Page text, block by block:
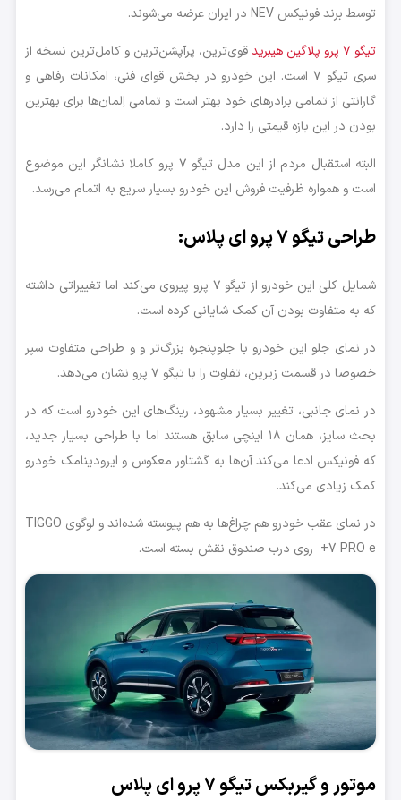
توسط برند فونیکس NEV در ایران عرضه می‌شوند.
تیگو ۷ پرو پلاگین هیبرید
قوی‌ترین، پرآپشن‌ترین و کامل‌ترین نسخه از
سری تیگو ۷ است. این خودرو در بخش قوای فنی، امکانات رفاهی و
گارانتی از تمامی برادرهای خود بهتر است و تمامی اِلمان‌ها برای بهترین
بودن در این بازه قیمتی را دارد.
البته استقبال مردم از این مدل تیگو ۷ پرو کاملا نشانگر این موضوع
است و همواره ظرفیت فروش این خودرو بسیار سریع به اتمام می‌رسد.
طراحی تیگو ۷ پرو ای پلاس:
شمایل کلی این خودرو از تیگو ۷ پرو پیروی می‌کند اما تغییراتی داشته
که به متفاوت بودن آن کمک شایانی کرده است.
در نمای جلو این خودرو با جلوپنجره بزرگ‌تر و و طراحی متفاوت سپر
خصوصا در قسمت زیرین، تفاوت را با تیگو ۷ پرو نشان می‌دهد.
در نمای جانبی، تغییر بسیار مشهود، رینگ‌های این خودرو است که در
بحث سایز، همان ۱۸ اینچی سابق هستند اما با طراحی بسیار جدید،
که فونیکس ادعا می‌کند آن‌ها به گشتاور معکوس و ایرودینامک خودرو
کمک زیادی می‌کند.
در نمای عقب خودرو هم چراغ‌ها به هم پیوسته شده‌اند و لوگوی TIGGO
7 PRO e+ روی درب صندوق نقش بسته است.
موتور و گیربکس تیگو ۷ پرو ای پلاس